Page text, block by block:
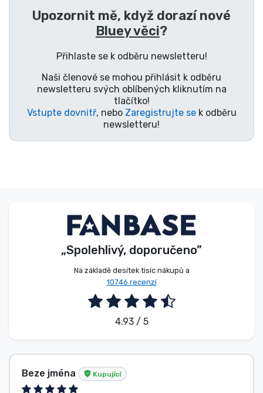
Upozornit mě, když dorazí nové
Bluey věci?
Přihlaste se k odběru newsletteru!
Naši členové se mohou přihlásit k odběru
newsletteru svých oblíbených kliknutím na
tlačítko!
Vstupte dovnitř, nebo Zaregistrujte sek odběru
newsletteru!
„Spolehlivý, doporučeno”
Na základě desítek tisíc nákupů a
10746 recenzí
4.93 / 5
Beze jména Kupující
Typy produktů